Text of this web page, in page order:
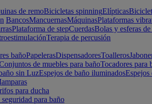
de remoBicicletas spinningElípticas
BancosMancuernasMáquinasPlataformas
Plataforma de stepCuerdasBolas y esferas
Terapia de percusión
bañoPapelerasDispensadoresToalleros
de muebles para bañoTocadores para
sin LuzEspejos de baño iluminadosEspejos
para ducha
para baño